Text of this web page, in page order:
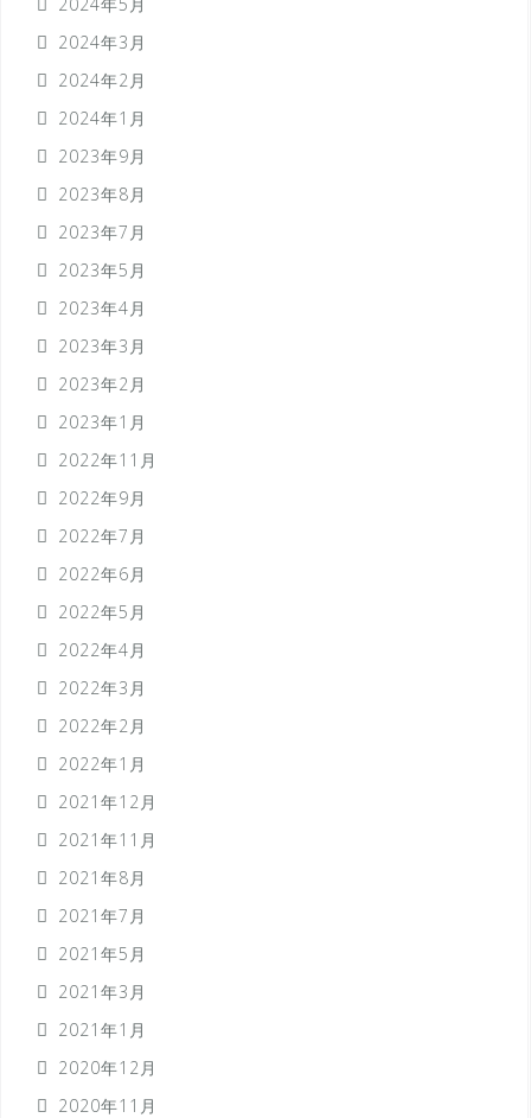
2024年3月
2024年2月
2024年1月
2023年9月
2023年8月
2023年7月
2023年5月
2023年4月
2023年3月
2023年2月
2023年1月
2022年11月
2022年9月
2022年7月
2022年6月
2022年5月
2022年4月
2022年3月
2022年2月
2022年1月
2021年12月
2021年11月
2021年8月
2021年7月
2021年5月
2021年3月
2021年1月
2020年12月
2020年11月